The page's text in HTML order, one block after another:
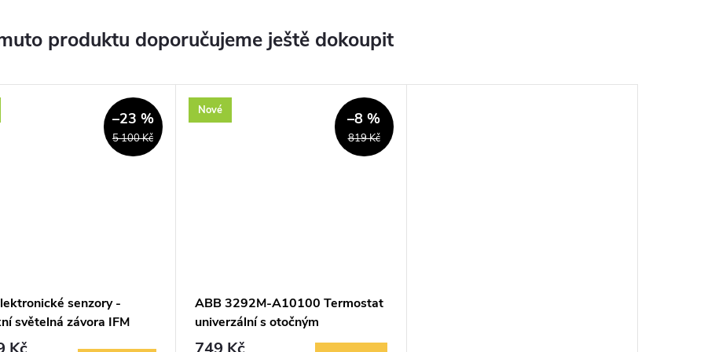
produktu doporučujeme ještě dokoupit
5 100 Kč
–23 %
senzory -
světelná závora IFM
Nové
819 Kč
–8 %
ABB 3292M-A10100 Termostat
univerzální s otočným
nastavením teploty (ovl.